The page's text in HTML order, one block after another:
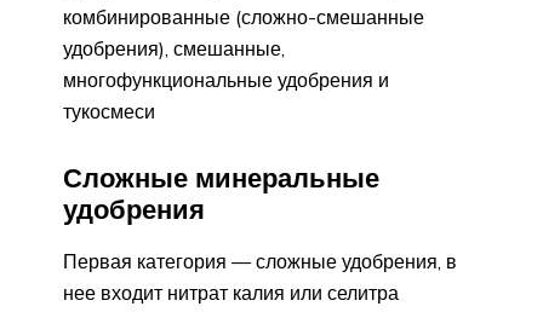
комбинированные (сложно-смешанные
удобрения), смешанные,
многофункциональные удобрения и
тукосмеси
Сложные минеральные
удобрения
Первая категория — сложные удобрения, в
нее входит нитрат калия или селитра